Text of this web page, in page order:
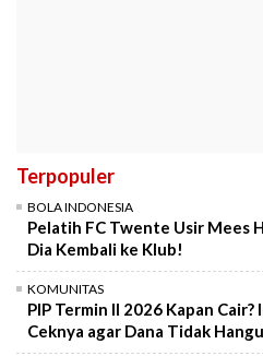
Terpopuler
BOLA INDONESIA
Pelatih FC Twente Usir Mees
Dia Kembali ke Klub!
KOMUNITAS
PIP Termin II 2026 Kapan
Ceknya agar Dana Tidak